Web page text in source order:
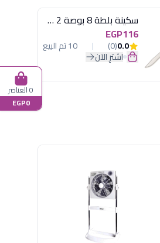
سكينة بلطة 8 بوصة 2 مسمار
EGP116
0.0
(0) 10 تم البيع
اشترِ الآن
0 العناصر
EGP0